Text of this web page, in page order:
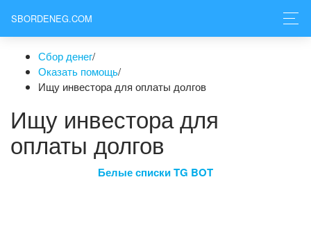
SBORDENEG.COM
Сбор денег/
Оказать помощь/
Ищу инвестора для оплаты долгов
Ищу инвестора для
оплаты долгов
Белые списки TG BOT